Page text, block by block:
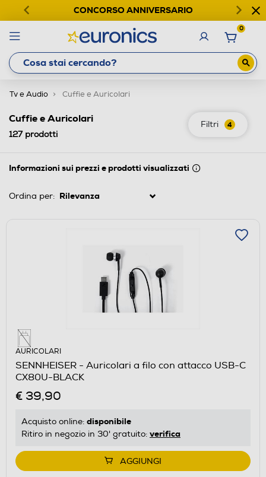
CONCORSO ANNIVERSARIO
0
Tv e Audio Cuffie e Auricolari
Filtri 4
Cuffie e Auricolari
127prodotti
Informazioni sui prezzi e prodotti visualizzati
Ordina per:
AURICOLARI
SENNHEISER - Auricolari a filo con attacco USB-C
CX80U-BLACK
€ 39,90
Acquisto online: disponibile
Ritiro in negozio in 30' gratuito: verifica
AGGIUNGI